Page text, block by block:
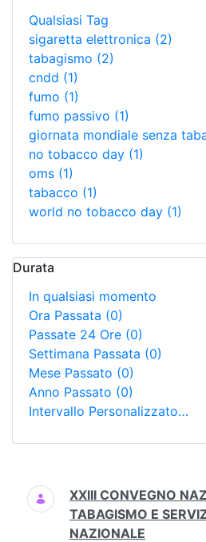
Qualsiasi Tag
sigaretta elettronica (2)
tabagismo (2)
cndd (1)
fumo (1)
fumo passivo (1)
giornata mondiale senza
no tobacco day (1)
oms (1)
tabacco (1)
world no tobacco day (1)
Durata
In qualsiasi momento
Ora Passata (0)
Passate 24 Ore (0)
Settimana Passata (0)
Mese Passato (0)
Anno Passato (0)
Intervallo Personalizzato…
Ricerca
XXIII CONVEGNO
TABAGISMO E
NAZIONALE